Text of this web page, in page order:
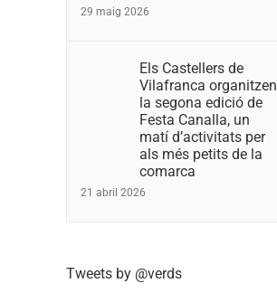
29 maig 2026
Els Castellers de
Vilafranca organitzen
la segona edició de
Festa Canalla, un
matí d’activitats per
als més petits de la
comarca
21 abril 2026
Tweets by @verds